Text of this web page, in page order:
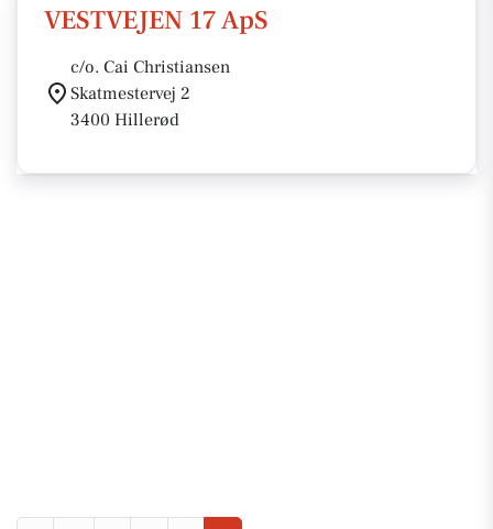
VESTVEJEN 17 ApS
c/o. Cai Christiansen
Skatmestervej 2
3400 Hillerød